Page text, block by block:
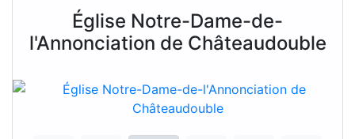
Église Notre-Dame-de-
l'Annonciation de Châteaudouble